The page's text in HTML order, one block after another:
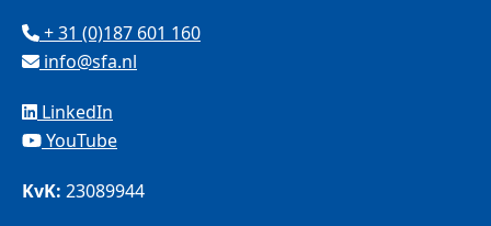
+ 31 (0)187 601 160
info@sfa.nl
LinkedIn
YouTube
KvK: 23089944